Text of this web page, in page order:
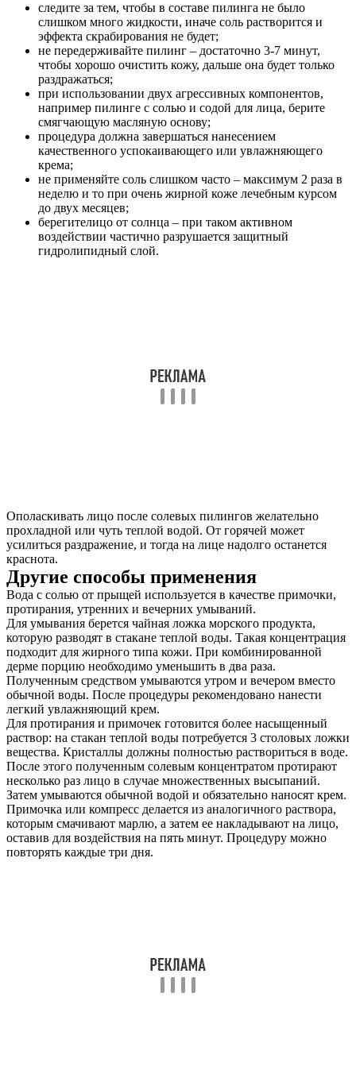
следите за тем, чтобы в составе пилинга не было
слишком много жидкости, иначе соль растворится и
эффекта скрабирования не будет;
не передерживайте пилинг – достаточно 3-7 минут,
чтобы хорошо очистить кожу, дальше она будет только
раздражаться;
при использовании двух агрессивных компонентов,
например пилинге с солью и содой для лица, берите
смягчающую масляную основу;
процедура должна завершаться нанесением
качественного успокаивающего или увлажняющего
крема;
не применяйте соль слишком часто – максимум 2 раза в
неделю и то при очень жирной коже лечебным курсом
до двух месяцев;
берегителицо от солнца – при таком активном
воздействии частично разрушается защитный
гидролипидный слой.
Ополаскивать лицо после солевых пилингов желательно
прохладной или чуть теплой водой. От горячей может
усилиться раздражение, и тогда на лице надолго останется
краснота.
Другие способы применения
Вода с солью от прыщей используется в качестве примочки,
протирания, утренних и вечерних умываний.
Для умывания берется чайная ложка морского продукта,
которую разводят в стакане теплой воды. Такая концентрация
подходит для жирного типа кожи. При комбинированной
дерме порцию необходимо уменьшить в два раза.
Полученным средством умываются утром и вечером вместо
обычной воды. После процедуры рекомендовано нанести
легкий увлажняющий крем.
Для протирания и примочек готовится более насыщенный
раствор: на стакан теплой воды потребуется 3 столовых ложки
вещества. Кристаллы должны полностью раствориться в воде.
После этого полученным солевым концентратом протирают
несколько раз лицо в случае множественных высыпаний.
Затем умываются обычной водой и обязательно наносят крем.
Примочка или компресс делается из аналогичного раствора,
которым смачивают марлю, а затем ее накладывают на лицо,
оставив для воздействия на пять минут. Процедуру можно
повторять каждые три дня.